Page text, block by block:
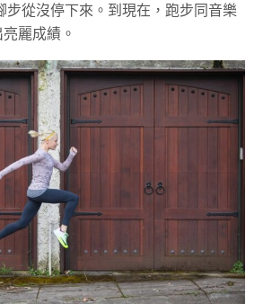
步從沒停下來。到現在，跑步同音樂
麗成績。